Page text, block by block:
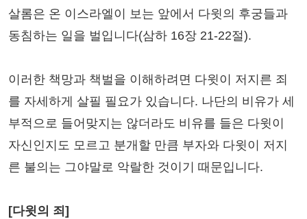
살롬은 온 이스라엘이 보는 앞에서 다윗의 후궁들과
동침하는 일을 벌입니다(삼하 16장 21-22절).
이러한 책망과 책벌을 이해하려면 다윗이 저지른 죄
를 자세하게 살필 필요가 있습니다. 나단의 비유가 세
부적으로 들어맞지는 않더라도 비유를 들은 다윗이
자신인지도 모르고 분개할 만큼 부자와 다윗이 저지
른 불의는 그야말로 악랄한 것이기 때문입니다.
[다윗의 죄]